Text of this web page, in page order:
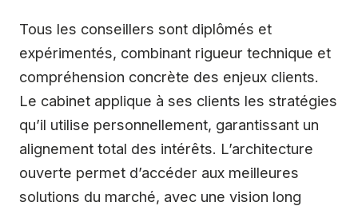
Tous les conseillers sont diplômés et
expérimentés, combinant rigueur technique et
compréhension concrète des enjeux clients.
Le cabinet applique à ses clients les stratégies
qu’il utilise personnellement, garantissant un
alignement total des intérêts. L’architecture
ouverte permet d’accéder aux meilleures
solutions du marché, avec une vision long